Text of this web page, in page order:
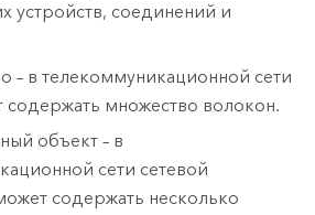
устройств, соединений и
– в телекоммуникационной сети
содержать множество волокон.
объект – в
сети сетевой
содержать несколько